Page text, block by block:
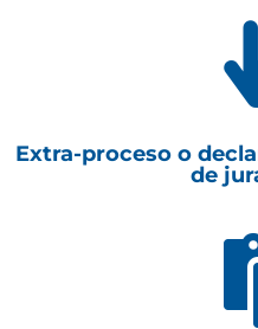
Extra-proceso o
de